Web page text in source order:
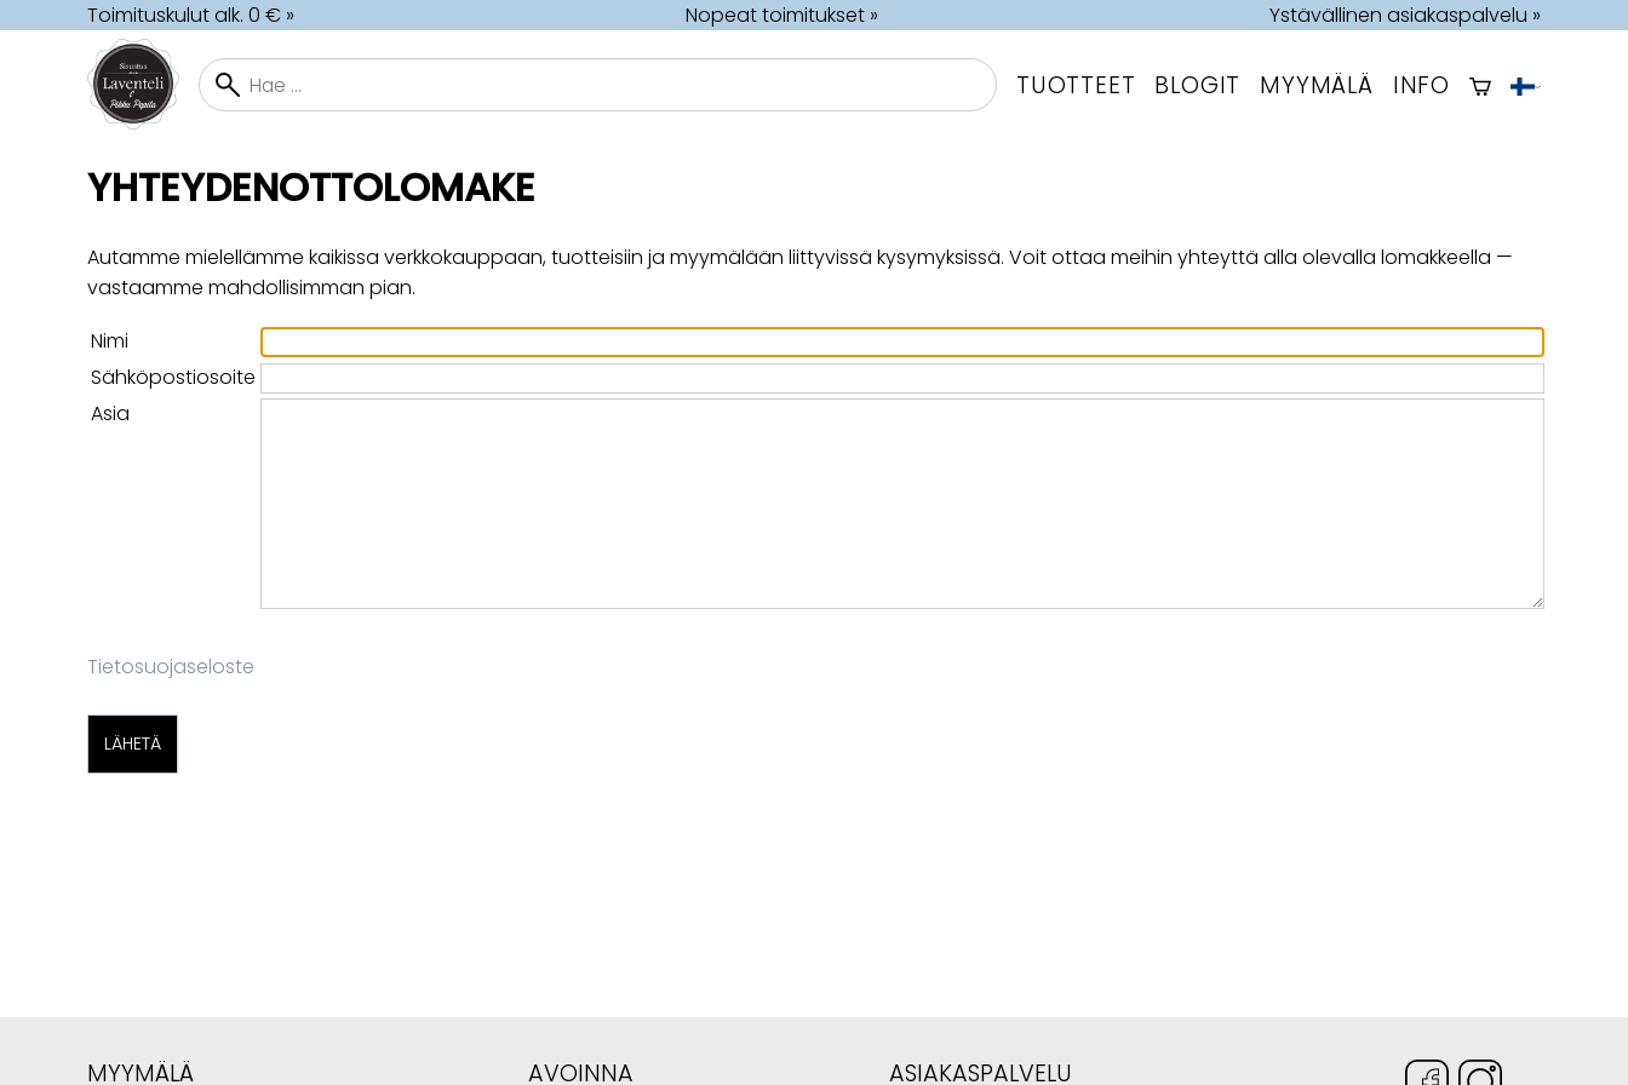
Toimituskulut alk. 0 € » Nopeat toimitukset » Ystävällinen asiakaspalvelu »
TUOTTEET BLOGIT MYYMÄLÄ INFO
YHTEYDENOTTOLOMAKE
Autamme mielellämme kaikissa verkkokauppaan, tuotteisiin ja myymälään liittyvissä kysymyksissä. Voit ottaa meihin yhteyttä alla olevalla lomakkeella —
vastaamme mahdollisimman pian.
Nimi
Sähköpostiosoite
Asia
Tietosuojaseloste
MYYMÄLÄ AVOINNA ASIAKASPALVELU